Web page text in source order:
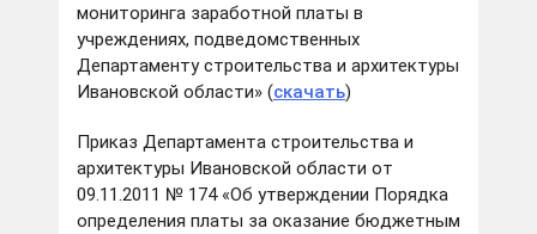
мониторинга заработной платы в
учреждениях, подведомственных
Департаменту строительства и архитектуры
Ивановской области» (скачать)
Приказ Департамента строительства и
архитектуры Ивановской области от
09.11.2011 № 174 «Об утверждении Порядка
определения платы за оказание бюджетным